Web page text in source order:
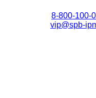
8-800-100-
vip@spb-